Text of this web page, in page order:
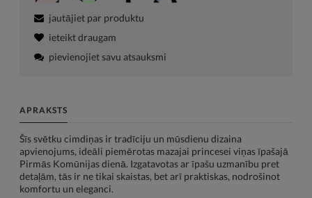
jautājiet par produktu
ieteikt draugam
pievienojiet savu atsauksmi
APRAKSTS
Šīs svētku cimdiņas ir tradīciju un mūsdienu dizaina
apvienojums, ideāli piemērotas mazajai princesei viņas īpašajā
Pirmās Komūnijas dienā. Izgatavotas ar īpašu uzmanību pret
detaļām, tās ir ne tikai skaistas, bet arī praktiskas, nodrošinot
komfortu un eleganci.